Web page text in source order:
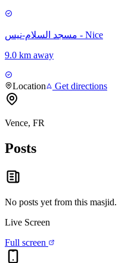
مسجد السلام-نيس - Nice
9.0 km away
Location Get directions
Vence, FR
Posts
No posts yet from this masjid.
Live Screen
Full screen